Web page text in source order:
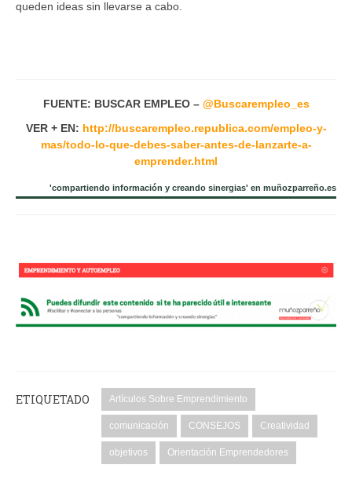
queden ideas sin llevarse a cabo.
FUENTE: BUSCAR EMPLEO – @Buscarempleo_es
VER + EN: http://buscarempleo.republica.com/empleo-y-
mas/todo-lo-que-debes-saber-antes-de-lanzarte-a-
emprender.html
'compartiendo información y creando sinergias' en muñozparreño.es
ETIQUETADO Artículos Sobre Emprendimiento
comunicación CONSEJOS Creatividad
objetivos Orientación Emprendedores